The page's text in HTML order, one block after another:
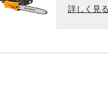
詳しく見る